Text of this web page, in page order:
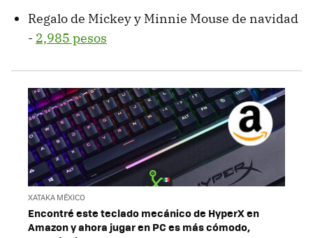
Regalo de Mickey y Minnie Mouse de navidad
- 2,985 pesos
XATAKA MÉXICO
Encontré este teclado mecánico de HyperX en
Amazon y ahora jugar en PC es más cómodo,